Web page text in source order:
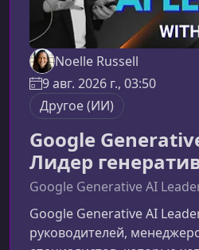
Noelle Russell
9 авг. 2026 г., 03:50
Другое (ИИ)
Google
Лидер
Google Generative AI
Google Generative AI
руководителей,